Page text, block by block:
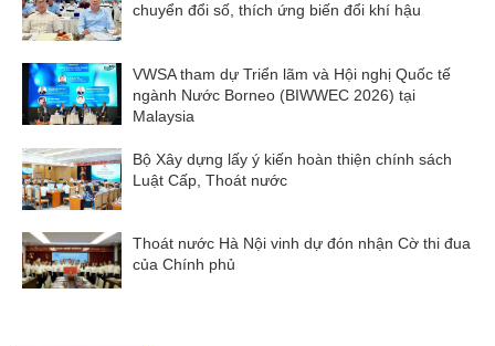
chuyển đổi số, thích ứng biến đổi khí hậu
VWSA tham dự Triển lãm và Hội nghị Quốc tế
ngành Nước Borneo (BIWWEC 2026) tại
Malaysia
Bộ Xây dựng lấy ý kiến hoàn thiện chính sách
Luật Cấp, Thoát nước
Thoát nước Hà Nội vinh dự đón nhận Cờ thi đua
của Chính phủ